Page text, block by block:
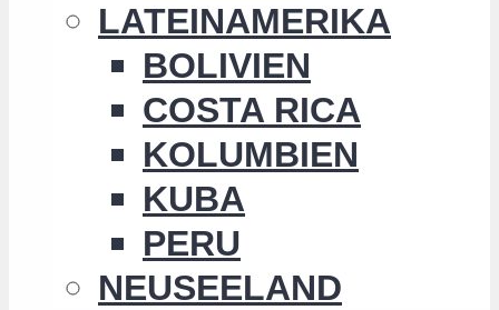
LATEINAMERIKA
BOLIVIEN
COSTA RICA
KOLUMBIEN
KUBA
PERU
NEUSEELAND